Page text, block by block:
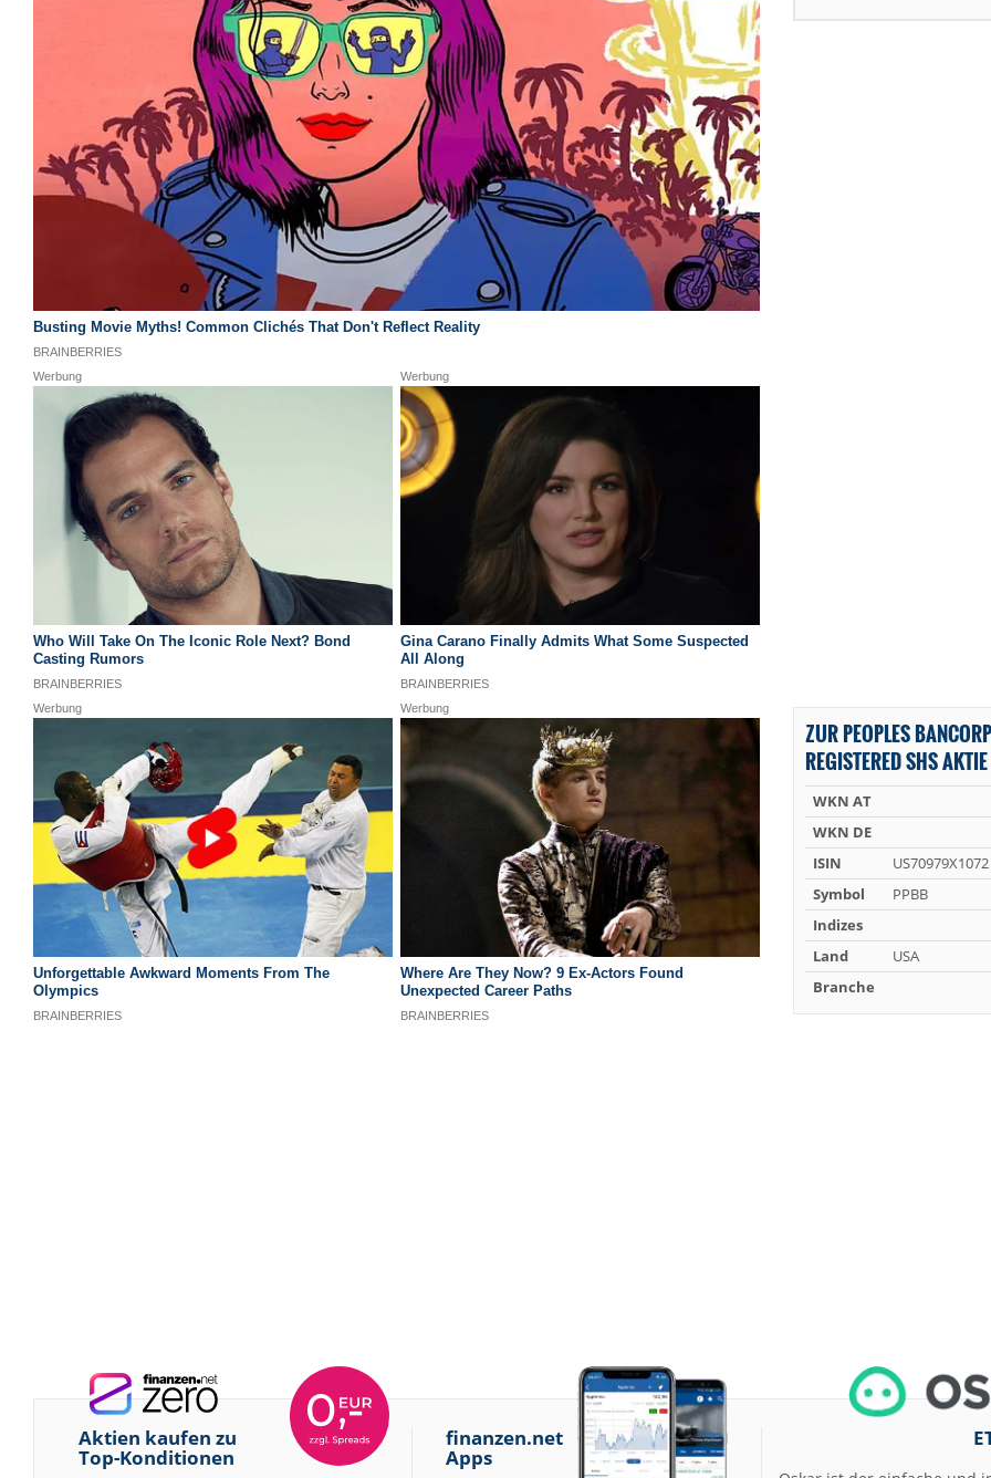
ZUR PEOPLES
REGISTERED SHS AKTIE
WKN AT
WKN DE
ISIN
US70979X1072
Symbol
PPBB
Indizes
Land
USA
Branche
Aktien kaufen zu
Top-Konditionen
finanzen.net
Apps